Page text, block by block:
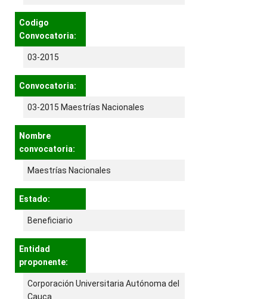
Codigo
Convocatoria:
03-2015
Convocatoria:
03-2015 Maestrías Nacionales
Nombre
convocatoria:
Maestrías Nacionales
Estado:
Beneficiario
Entidad
proponente:
Corporación Universitaria Autónoma del
Cauca